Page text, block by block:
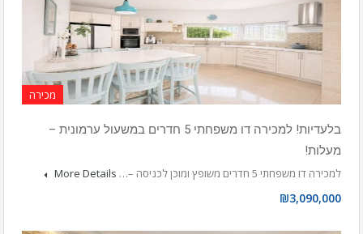
מכירה
בלעדיות! למכירה דו משפחתי 5 חדרים במשעול ערמונית –
מעלות!
למכירה דו משפחתי 5 חדרים משופץ ומוכן לכניסה –…
More Details
₪3,090,000